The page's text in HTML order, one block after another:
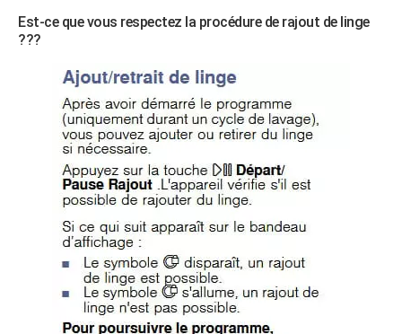
Est-ce que vous respectez la procédure de rajout de linge
???